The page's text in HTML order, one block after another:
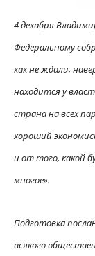
4 декабря
Федеральному
как не ждали,
находится у
страна на всех
хороший
и от того, какой
многое».
Подготовка
всякого